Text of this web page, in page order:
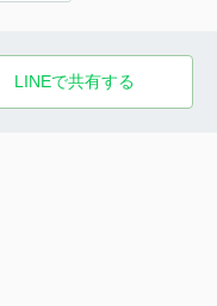
LINEで共有する